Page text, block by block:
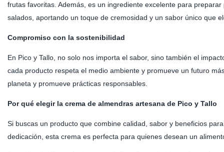
frutas favoritas. Además, es un ingrediente excelente para
salados, aportando un toque de cremosidad y un sabor único que
Compromiso con la sostenibilidad
En Pico y Tallo, no solo nos importa el sabor, sino también el
cada producto respeta el medio ambiente y promueve un futuro
planeta y promueve prácticas responsables.
Por qué elegir la crema de almendras artesana de Pico y Tallo
Si buscas un producto que combine calidad, sabor y beneficios
dedicación, esta crema es perfecta para quienes desean un